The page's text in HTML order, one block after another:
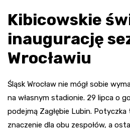
Kibicowskie
inaugurację
Wrocławiu
Śląsk Wrocław nie mógł sobie
na własnym stadionie. 29 lipca o
podejmą Zagłębie Lubin.
znaczenie dla obu zespołów, a